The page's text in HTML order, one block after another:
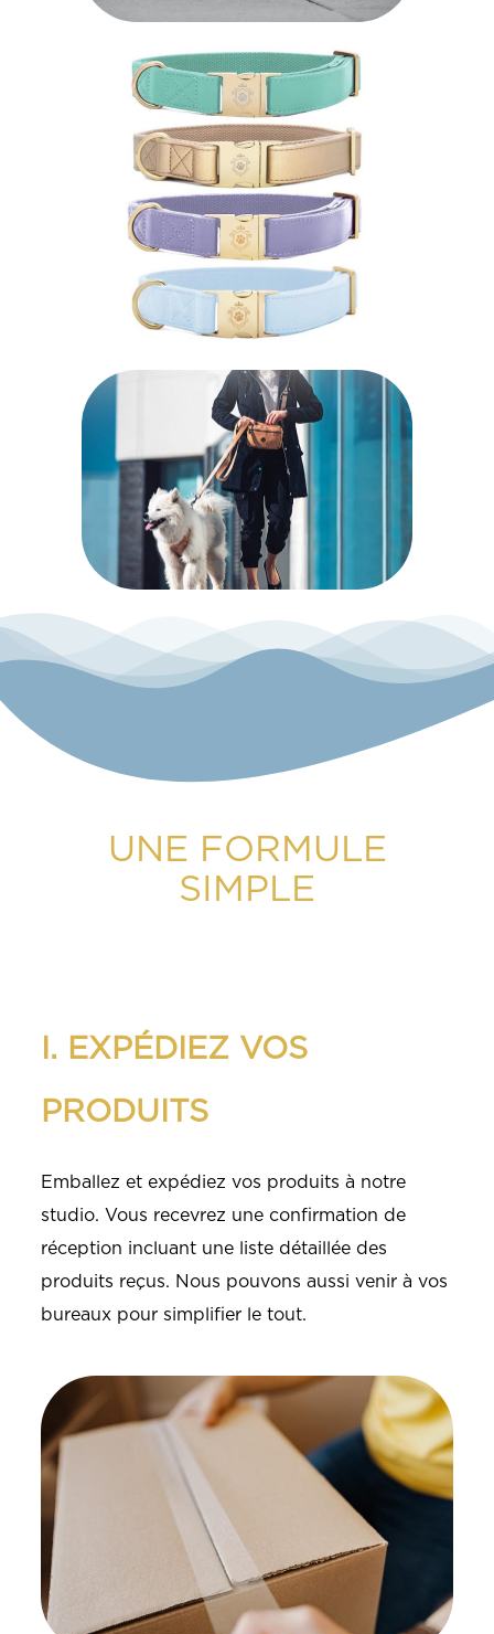
UNE FORMULE
SIMPLE
I. EXPÉDIEZ VOS
PRODUITS
Emballez et expédiez vos produits à notre
studio. Vous recevrez une confirmation de
réception incluant une liste détaillée des
produits reçus. Nous pouvons aussi venir à vos
bureaux pour simplifier le tout.